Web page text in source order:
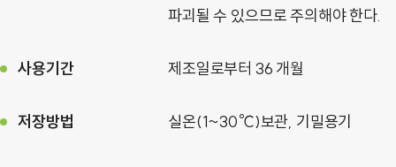
파괴될 수 있으므로 주의해야 한다.
사용기간 제조일로부터 36 개월
저장방법 실온(1~30℃)보관, 기밀용기